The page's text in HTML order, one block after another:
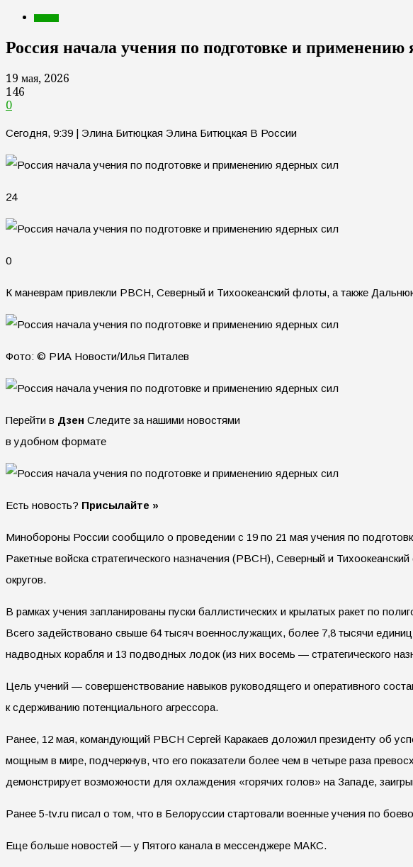
Россия начала учения по подготовке и применению
19 мая, 2026
146
0
Сегодня, 9:39 | Элина Битюцкая Элина Битюцкая В России
24
0
К маневрам привлекли РВСН, Северный и Тихоокеанский флоты, а также
Фото: © РИА Новости/Илья Питалев
Перейти в Дзен Следите за нашими новостями
в удобном формате
Есть новость? Присылайте »
Минобороны России сообщило о проведении с 19 по 21 мая учения по
Ракетные войска стратегического назначения (РВСН), Северный и
округов.
В рамках учения запланированы пуски баллистических и крылатых ракет по
Всего задействовано свыше 64 тысяч военнослужащих, более 7,8 тысячи
надводных корабля и 13 подводных лодок (из них восемь — стратегического
Цель учений — совершенствование навыков руководящего и оперативного
к сдерживанию потенциального агрессора.
Ранее, 12 мая, командующий РВСН Сергей Каракаев доложил президенту об
мощным в мире, подчеркнув, что его показатели более чем в четыре раза
демонстрирует возможности для охлаждения «горячих голов» на Западе,
Ранее 5-tv.ru писал о том, что в Белоруссии стартовали военные учения по
Еще больше новостей — у Пятого канала в мессенджере МАКС.